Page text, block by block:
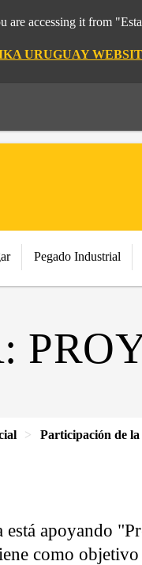
are accessing it from
URUGUAY
Pegado Industrial
Participación de
está apoyando
como